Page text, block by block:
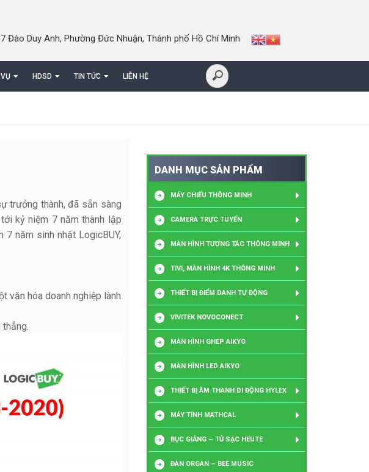
Đào Duy Anh, Phường Đức Nhuận, Thành phố Hồ Chí Minh
HDSD TIN TỨC LIÊN HỆ
trưởng thành, đã sẵn sàng
kỷ niệm 7 năm thành lập
năm sinh nhật LogicBUY,
văn hóa doanh nghiệp lành
DANH MỤC SẢN PHẨM
MÁY CHIẾU THÔNG MINH
CAMERA TRỰC TUYẾN
MÀN HÌNH TƯƠNG TÁC THÔNG MINH
TIVI, MÀN HÌNH 4K THÔNG MINH
THIẾT BỊ ĐIỂM DANH TỰ ĐỘNG
VIVITEK NOVOCONECT
MÀN HÌNH GHÉP AIKYO
MÀN HÌNH LED AIKYO
THIẾT BỊ ÂM THANH DI ĐỘNG HYLEX
MÁY TÍNH MATHCAL
BỤC GIẢNG – TỦ SẠC HEUTE
ĐÀN ORGAN – BEE MUSIC